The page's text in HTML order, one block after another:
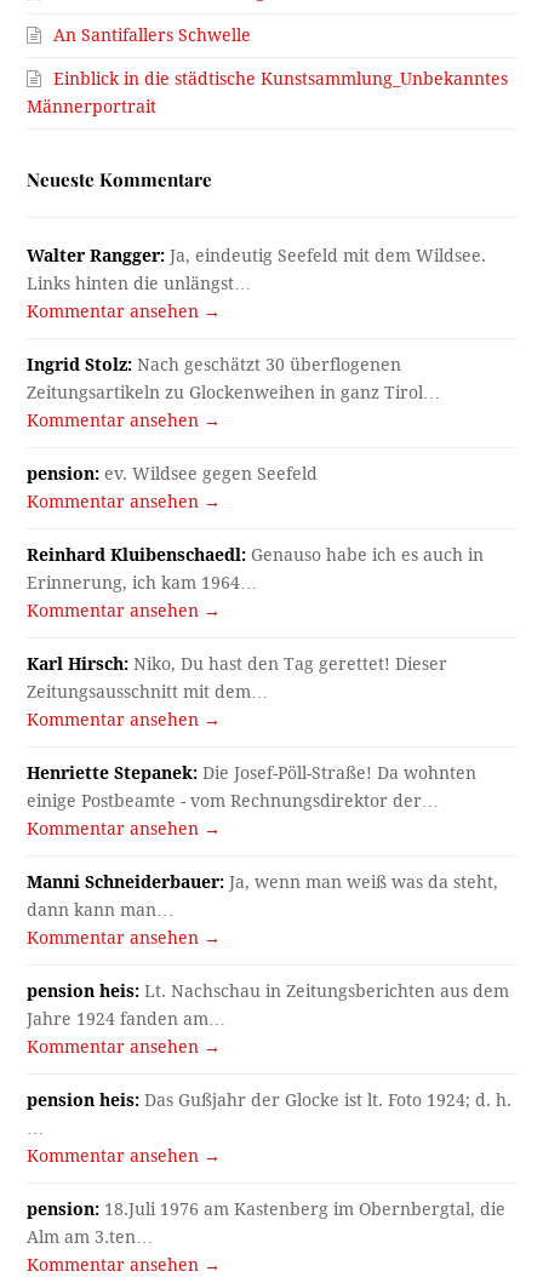
An Santifallers Schwelle
Einblick in die städtische Kunstsammlung_Unbekanntes
Männerportrait
Neueste Kommentare
Walter Rangger: Ja, eindeutig Seefeld mit dem Wildsee.
Links hinten die unlängst…
Kommentar ansehen →
Ingrid Stolz: Nach geschätzt 30 überflogenen
Zeitungsartikeln zu Glockenweihen in ganz Tirol…
Kommentar ansehen →
pension: ev. Wildsee gegen Seefeld
Kommentar ansehen →
Reinhard Kluibenschaedl: Genauso habe ich es auch in
Erinnerung, ich kam 1964…
Kommentar ansehen →
Karl Hirsch: Niko, Du hast den Tag gerettet! Dieser
Zeitungsausschnitt mit dem…
Kommentar ansehen →
Henriette Stepanek: Die Josef-Pöll-Straße! Da wohnten
einige Postbeamte - vom Rechnungsdirektor der…
Kommentar ansehen →
Manni Schneiderbauer: Ja, wenn man weiß was da steht,
dann kann man…
Kommentar ansehen →
pension heis: Lt. Nachschau in Zeitungsberichten aus dem
Jahre 1924 fanden am…
Kommentar ansehen →
pension heis: Das Gußjahr der Glocke ist lt. Foto 1924; d. h.
Kommentar ansehen →
pension: 18.Juli 1976 am Kastenberg im Obernbergtal, die
Alm am 3.ten…
Kommentar ansehen →